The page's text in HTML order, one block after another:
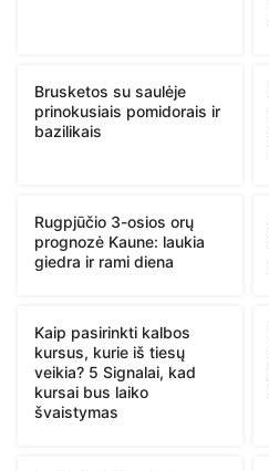
Brusketos su saulėje
prinokusiais pomidorais ir
bazilikais
Rugpjūčio 3-osios orų
prognozė Kaune: laukia
giedra ir rami diena
Kaip pasirinkti kalbos
kursus, kurie iš tiesų
veikia? 5 Signalai, kad
kursai bus laiko
švaistymas